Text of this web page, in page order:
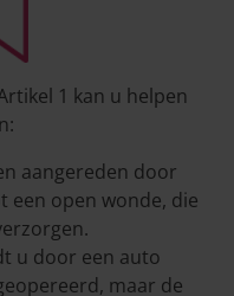
1 kan u helpen
aangereden door
een open wonde, die
u door een auto
maar de